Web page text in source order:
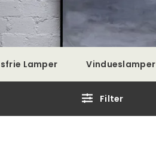
Lamper Vindueslamper
Filter